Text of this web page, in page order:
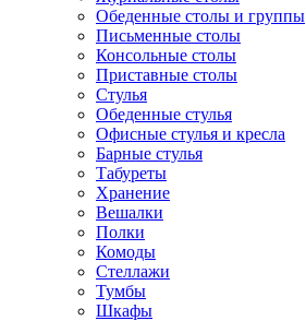
Обеденные столы и группы
Письменные столы
Консольные столы
Приставные столы
Стулья
Обеденные стулья
Офисные стулья и кресла
Барные стулья
Табуреты
Хранение
Вешалки
Полки
Комоды
Стеллажи
Тумбы
Шкафы